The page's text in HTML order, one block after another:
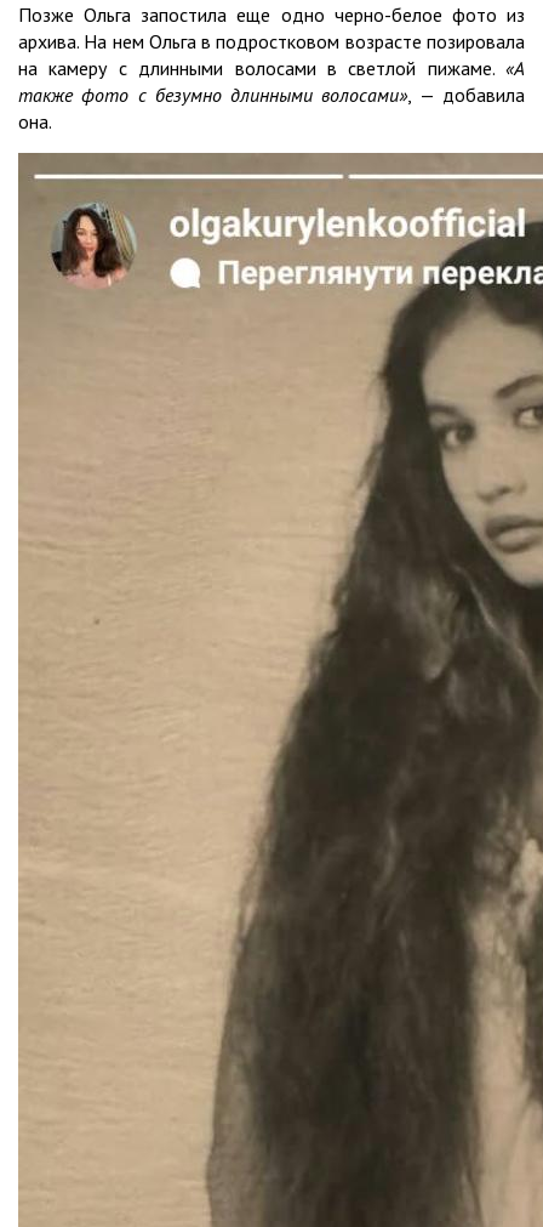
Позже Ольга запостила еще одно черно-белое фото из
архива. На нем Ольга в подростковом возрасте позировала
на камеру с длинными волосами в светлой пижаме. «А
также фото с безумно длинными волосами», — добавила
она.